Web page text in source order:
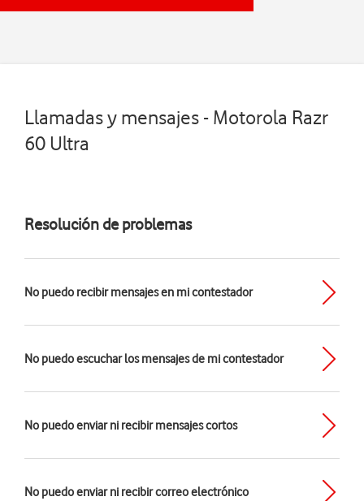
Llamadas y mensajes - Motorola Razr
60 Ultra
Resolución de problemas
No puedo recibir mensajes en mi contestador
No puedo escuchar los mensajes de mi contestador
No puedo enviar ni recibir mensajes cortos
No puedo enviar ni recibir correo electrónico